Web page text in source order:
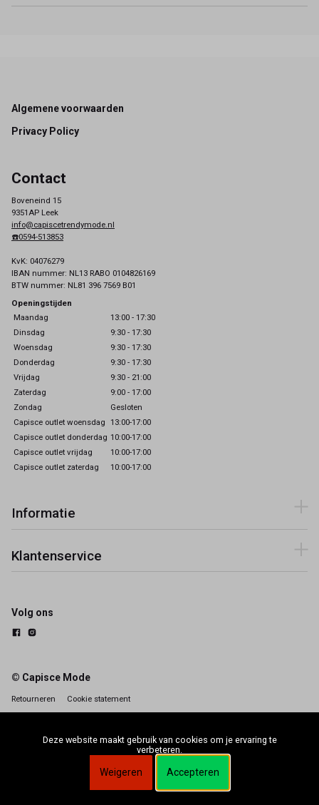
Footer
Algemene voorwaarden
Privacy Policy
Contact
Boveneind 15
9351AP Leek
info@capiscetrendymode.nl
☎️0594-513853
KvK: 04076279
IBAN nummer: NL13 RABO 0104826169
BTW nummer: NL81 396 7569 B01
Openingstijden
Maandag
13:00 - 17:30
Dinsdag
9:30 - 17:30
Woensdag
9:30 - 17:30
Donderdag
9:30 - 17:30
Vrijdag
9:30 - 21:00
Zaterdag
9:00 - 17:00
Zondag
Gesloten
Capisce outlet woensdag 13:00-17:00
Capisce outlet donderdag 10:00-17:00
Capisce outlet vrijdag
10:00-17:00
Capisce outlet zaterdag
10:00-17:00
Informatie
Klantenservice
Volg ons
© Capisce Mode
Retourneren Cookie statement
Deze website maakt gebruik van cookies om je ervaring te
verbeteren.
Weigeren Accepteren